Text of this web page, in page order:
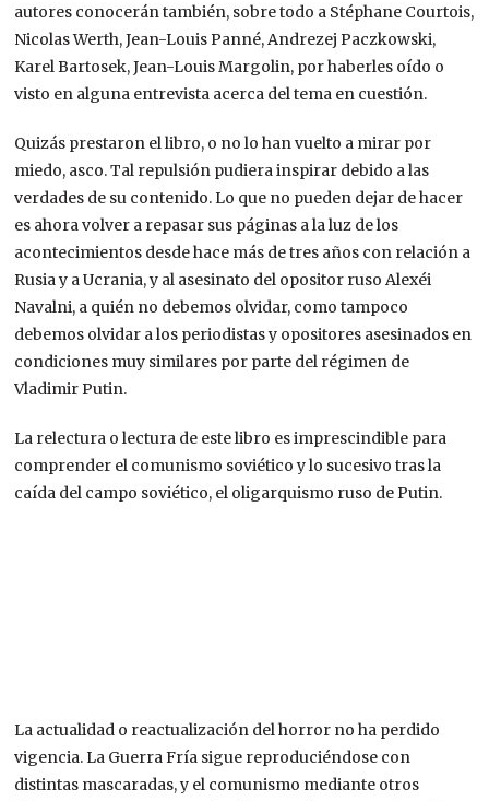
autores conocerán también, sobre todo a Stéphane Courtois,
Nicolas Werth, Jean-Louis Panné, Andrezej Paczkowski,
Karel Bartosek, Jean-Louis Margolin, por haberles oído o
visto en alguna entrevista acerca del tema en cuestión.
Quizás prestaron el libro, o no lo han vuelto a mirar por
miedo, asco. Tal repulsión pudiera inspirar debido a las
verdades de su contenido. Lo que no pueden dejar de hacer
es ahora volver a repasar sus páginas a la luz de los
acontecimientos desde hace más de tres años con relación a
Rusia y a Ucrania, y al asesinato del opositor ruso Alexéi
Navalni, a quién no debemos olvidar, como tampoco
debemos olvidar a los periodistas y opositores asesinados en
condiciones muy similares por parte del régimen de
Vladimir Putin.
La relectura o lectura de este libro es imprescindible para
comprender el comunismo soviético y lo sucesivo tras la
caída del campo soviético, el oligarquismo ruso de Putin.
La actualidad o reactualización del horror no ha perdido
vigencia. La Guerra Fría sigue reproduciéndose con
distintas mascaradas, y el comunismo mediante otros